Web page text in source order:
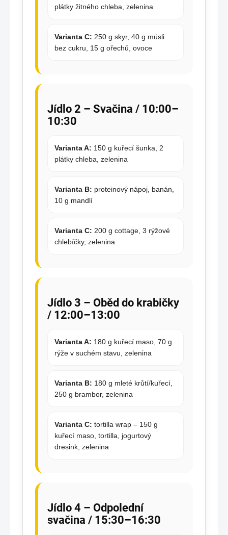
plátky žitného chleba, zelenina
Varianta C: 250 g skyr, 40 g müsli
bez cukru, 15 g ořechů, ovoce
Jídlo 2 – Svačina / 10:00–
10:30
Varianta A: 150 g kuřecí šunka, 2
plátky chleba, zelenina
Varianta B: proteinový nápoj, banán,
10 g mandlí
Varianta C: 200 g cottage, 3 rýžové
chlebíčky, zelenina
Jídlo 3 – Oběd do krabičky
/ 12:00–13:00
Varianta A: 180 g kuřecí maso, 70 g
rýže v suchém stavu, zelenina
Varianta B: 180 g mleté krůtí/kuřecí,
250 g brambor, zelenina
Varianta C: tortilla wrap – 150 g
kuřecí maso, tortilla, jogurtový
dresink, zelenina
Jídlo 4 – Odpolední
svačina / 15:30–16:30